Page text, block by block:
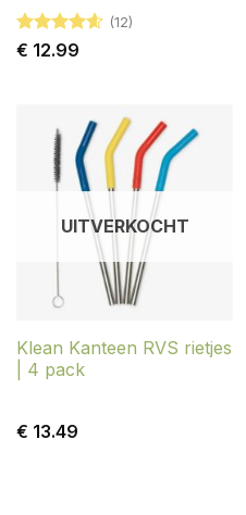
Gewaardeerd
(12)
€ 12.99
UITVERKOCHT
Klean Kanteen RVS rietjes
| 4 pack
€ 13.49